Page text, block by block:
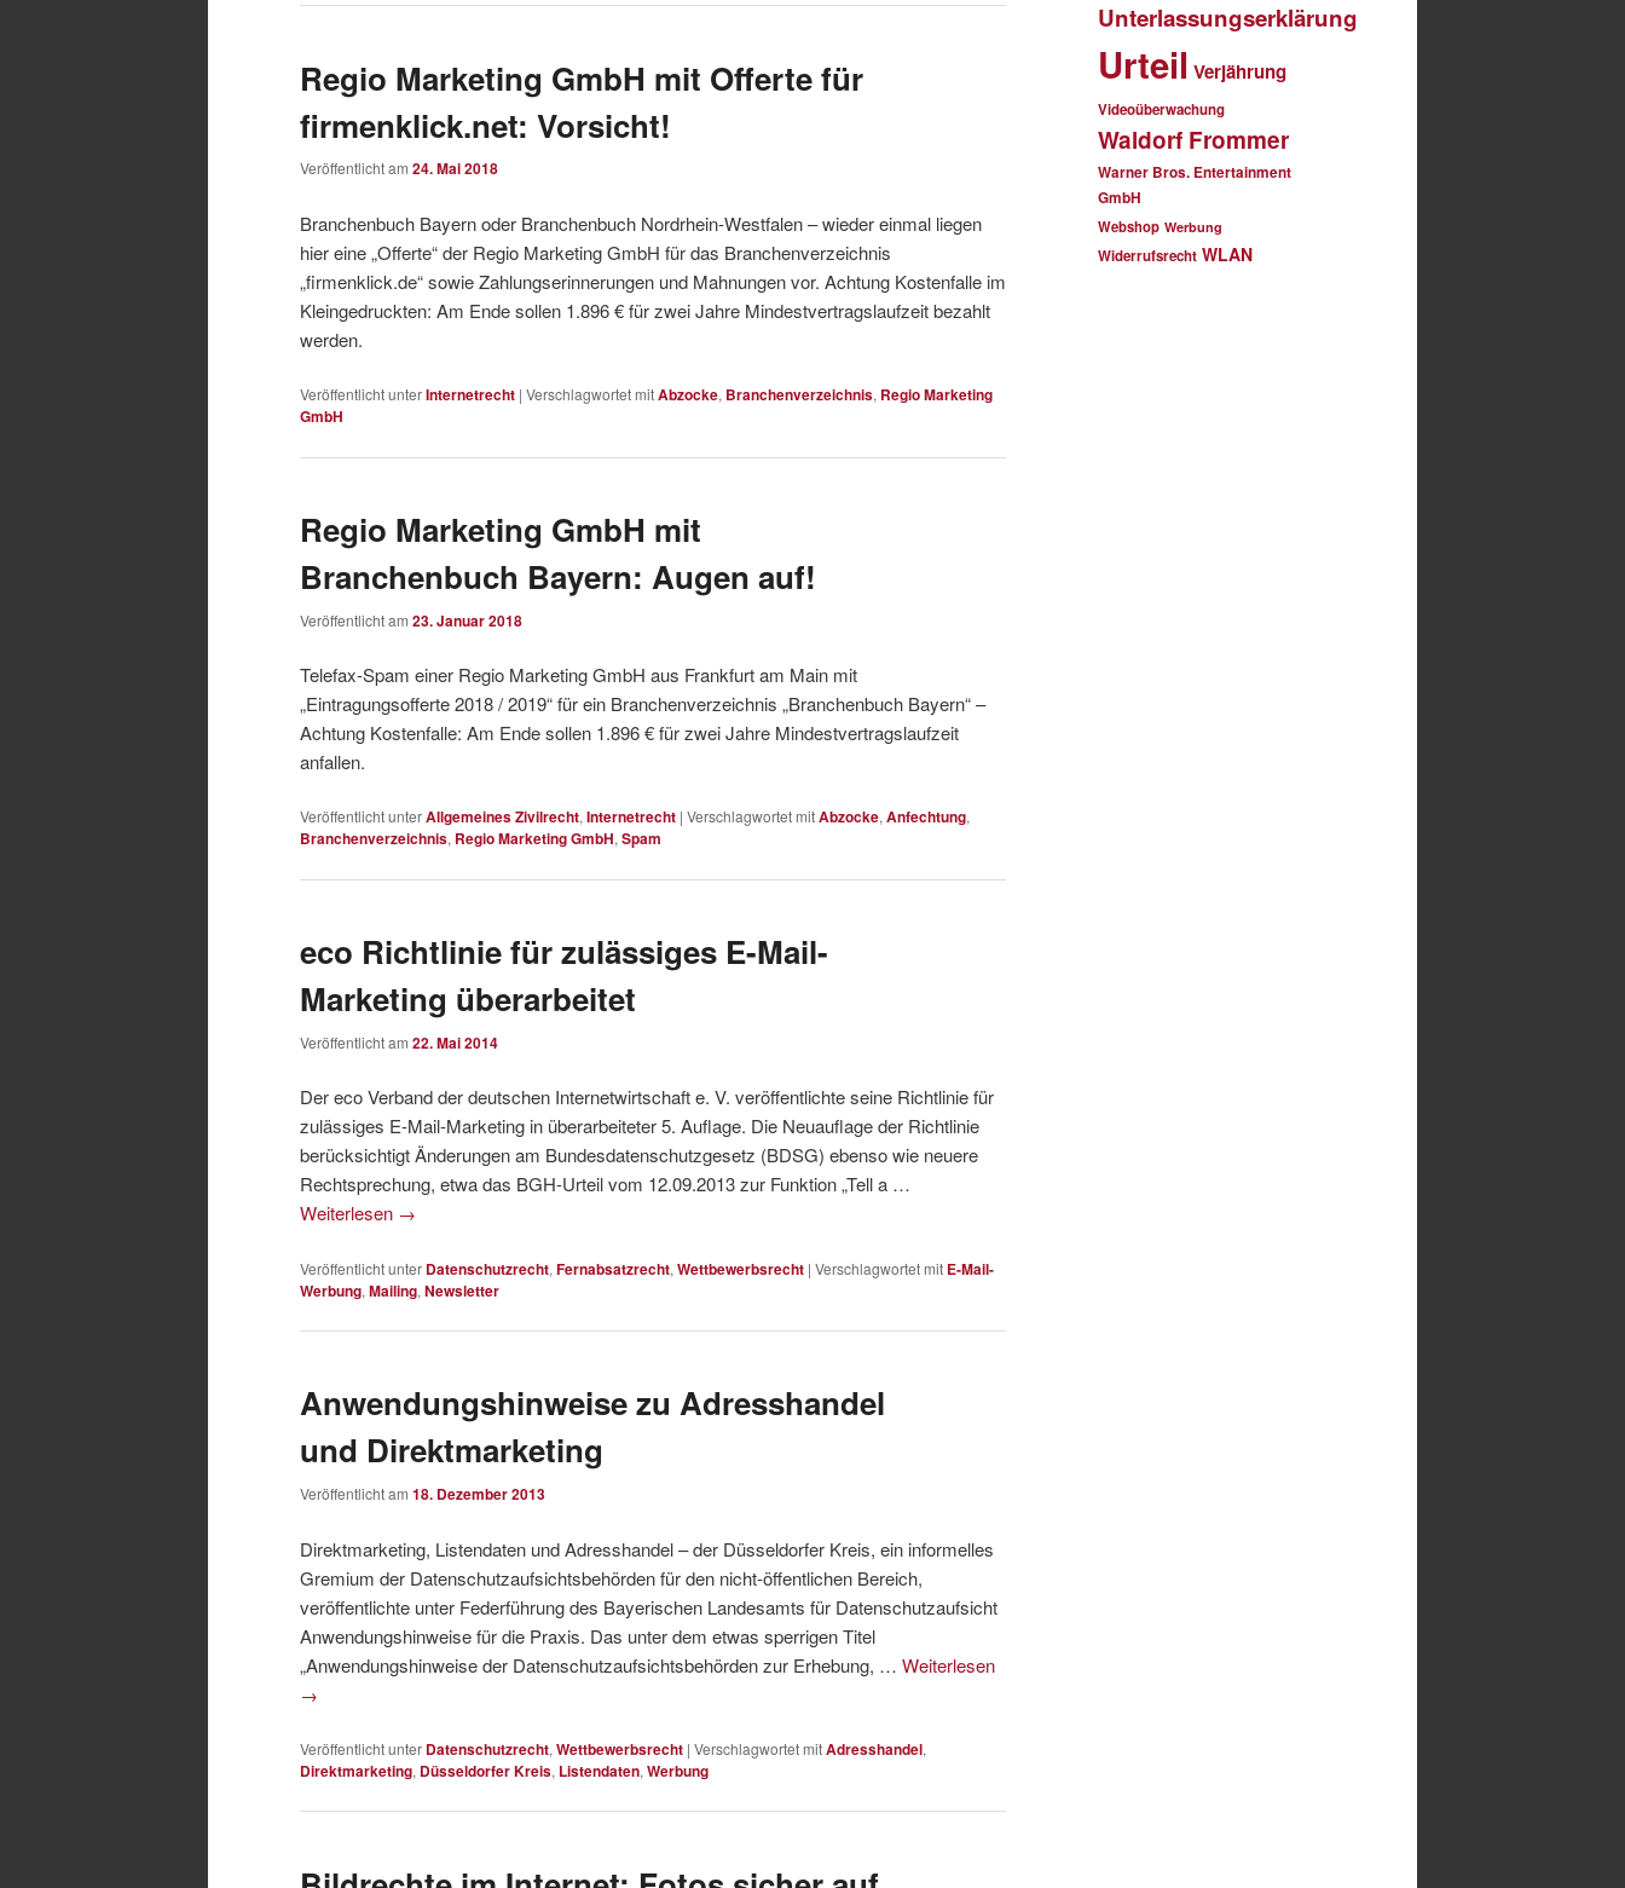
Regio Marketing GmbH mit Offerte für
firmenklick.net: Vorsicht!
Veröffentlicht am 24. Mai 2018
Branchenbuch Bayern oder Branchenbuch Nordrhein-Westfalen – wieder einmal liegen
hier eine „Offerte“ der Regio Marketing GmbH für das Branchenverzeichnis
„firmenklick.de“ sowie Zahlungserinnerungen und Mahnungen vor. Achtung Kostenfalle im
Kleingedruckten: Am Ende sollen 1.896 € für zwei Jahre Mindestvertragslaufzeit bezahlt
werden.
Veröffentlicht unterInternetrecht | Verschlagwortet mitAbzocke, Branchenverzeichnis, Regio Marketing
GmbH
Regio Marketing GmbH mit
Branchenbuch Bayern: Augen auf!
Veröffentlicht am 23. Januar 2018
Telefax-Spam einer Regio Marketing GmbH aus Frankfurt am Main mit
„Eintragungsofferte 2018 / 2019“ für ein Branchenverzeichnis „Branchenbuch Bayern“ –
Achtung Kostenfalle: Am Ende sollen 1.896 € für zwei Jahre Mindestvertragslaufzeit
anfallen.
Veröffentlicht unterAllgemeines Zivilrecht,Internetrecht | Verschlagwortet mitAbzocke,Anfechtung,
Branchenverzeichnis, Regio Marketing GmbH,Spam
eco Richtlinie für zulässiges E-Mail-
Marketing überarbeitet
Veröffentlicht am 22. Mai 2014
Der eco Verband der deutschen Internetwirtschaft e. V. veröffentlichte seine Richtlinie für
zulässiges E-Mail-Marketing in überarbeiteter 5. Auflage. Die Neuauflage der Richtlinie
berücksichtigt Änderungen am Bundesdatenschutzgesetz (BDSG) ebenso wie neuere
Rechtsprechung, etwa das BGH-Urteil vom 12.09.2013 zur Funktion „Tell a …
Weiterlesen →
Veröffentlicht unter Datenschutzrecht, Fernabsatzrecht, Wettbewerbsrecht | Verschlagwortet mit E-Mail-
Werbung, Mailing, Newsletter
Anwendungshinweise zu Adresshandel
und Direktmarketing
Veröffentlicht am 18. Dezember 2013
Direktmarketing, Listendaten und Adresshandel – der Düsseldorfer Kreis, ein informelles
Gremium der Datenschutzaufsichtsbehörden für den nicht-öffentlichen Bereich,
veröffentlichte unter Federführung des Bayerischen Landesamts für Datenschutzaufsicht
Anwendungshinweise für die Praxis. Das unter dem etwas sperrigen Titel
„Anwendungshinweise der Datenschutzaufsichtsbehörden zur Erhebung, … Weiterlesen
→
Veröffentlicht unter Datenschutzrecht, Wettbewerbsrecht | Verschlagwortet mitAdresshandel,
Direktmarketing, Düsseldorfer Kreis, Listendaten, Werbung
Unterlassungserklärung
Urteil Verjährung
Videoüberwachung
Waldorf Frommer
Warner Bros. Entertainment
GmbH
Webshop Werbung
Widerrufsrecht WLAN